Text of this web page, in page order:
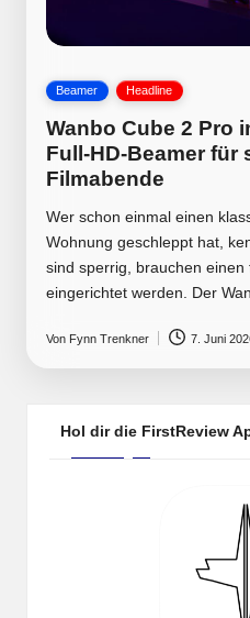
Posted
Beamer Headline
Wanbo Cube 2 Pro
Full-HD-Beamer für
Filmabende
Wer schon einmal einen
Wohnung geschleppt hat,
sind sperrig, brauchen
eingerichtet werden. Der
Posted
by
Von Fynn Trenkner 7. Juni
Hol dir die FirstReview